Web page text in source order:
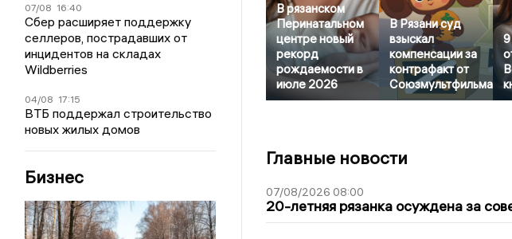
07/08 16:40
Сбер расширяет поддержку
селлеров, пострадавших от
инцидентов на складах
Wildberries
04/08 17:15
ВТБ поддержал строительство
новых жилых домов
Бизнес
В рязанском
Перинатальном
центре новый
рекорд
рождаемости в
июле 2026
В Рязани суд
взыскал
компенсации за
контрафакт от
Союзмультфильма
9
Главные новости
07/08/2026 08:00
20-летняя рязанка осуждена за